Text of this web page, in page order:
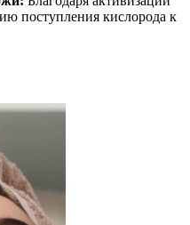
поступления кислорода к